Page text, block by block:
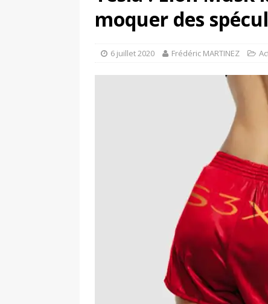
[ 11 avril 2020 ]
moquer des
6 juillet 2020 Frédéric MARTINEZ